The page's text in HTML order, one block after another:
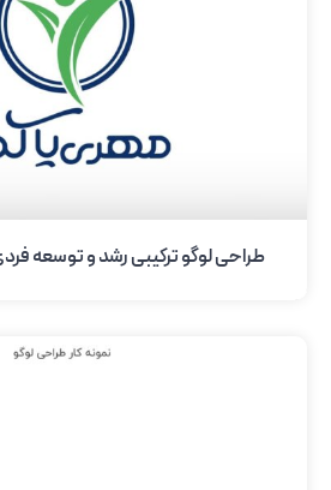
طراحی لوگو ترکیبی رشد و توسعه